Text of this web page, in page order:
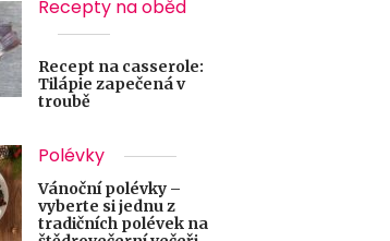
Recepty na oběd
Recept na casserole:
Tilápie zapečená v
troubě
Polévky
Vánoční polévky –
vyberte si jednu z
tradičních polévek na